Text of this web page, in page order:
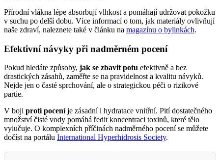
Přírodní vlákna lépe absorbují vlhkost a pomáhají udržovat pokožku
v suchu po delší dobu. Více informací o tom, jak materiály ovlivňují
naše zdraví, naleznete také v článku na magazínu o bylinkách.
Efektivní návyky při nadměrném pocení
Pokud hledáte způsoby, jak se zbavit potu efektivně a bez
drastických zásahů, zaměřte se na pravidelnost a kvalitu návyků.
Nejde jen o časté sprchování, ale o strategickou péči o rizikové
partie.
V boji proti poceníje zásadní i hydratace vnitřní. Pití dostatečného
množství čisté vody pomáhá ředit koncentraci toxinů, které tělo
vylučuje. O komplexních příčinách nadměrného pocení se můžete
dočíst na portálu International Hyperhidrosis Society.